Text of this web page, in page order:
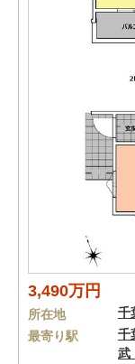
3,490万円
所在地 千
最寄り駅
千
武